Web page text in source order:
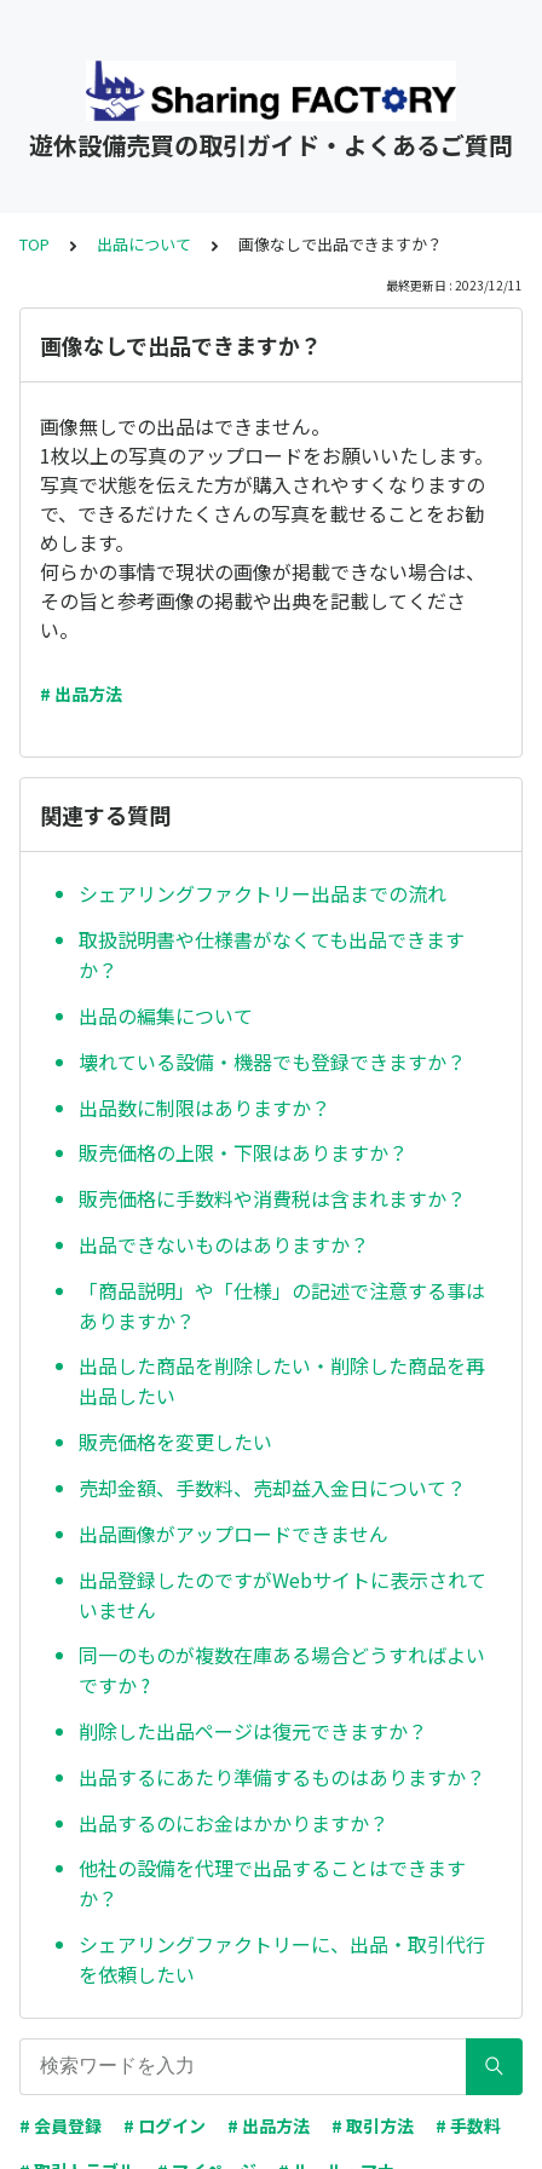
遊休設備売買の取引ガイド・よくあるご質問
TOP 出品について 画像なしで出品できますか？
最終更新日 : 2023/12/11
画像なしで出品できますか？
画像無しでの出品はできません。
1枚以上の写真のアップロードをお願いいたします。
写真で状態を伝えた方が購入されやすくなりますの
で、できるだけたくさんの写真を載せることをお勧
めします。
何らかの事情で現状の画像が掲載できない場合は、
その旨と参考画像の掲載や出典を記載してくださ
い。
# 出品方法
関連する質問
シェアリングファクトリー出品までの流れ
取扱説明書や仕様書がなくても出品できます
か？
出品の編集について
壊れている設備・機器でも登録できますか？
出品数に制限はありますか？
販売価格の上限・下限はありますか？
販売価格に手数料や消費税は含まれますか？
出品できないものはありますか？
「商品説明」や「仕様」の記述で注意する事は
ありますか？
出品した商品を削除したい・削除した商品を再
出品したい
販売価格を変更したい
売却金額、手数料、売却益入金日について？
出品画像がアップロードできません
出品登録したのですがWebサイトに表示されて
いません
同一のものが複数在庫ある場合どうすればよい
ですか ?
削除した出品ページは復元できますか？
出品するにあたり準備するものはありますか？
出品するのにお金はかかりますか？
他社の設備を代理で出品することはできます
か？
シェアリングファクトリーに、出品・取引代行
を依頼したい
# 会員登録 # ログイン # 出品方法 # 取引方法
# 手数料